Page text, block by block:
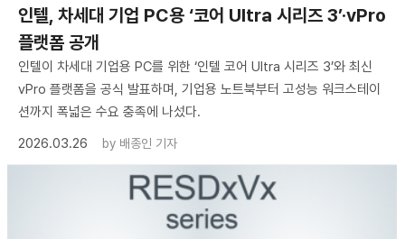
인텔, 차세대 기업 PC용 ‘코어 Ultra 시리즈 3’·vPro
플랫폼 공개
인텔이 차세대 기업용 PC를 위한 ‘인텔 코어 Ultra 시리즈 3’와 최신
vPro 플랫폼을 공식 발표하며, 기업용 노트북부터 고성능 워크스테이
션까지 폭넓은 수요 충족에 나섰다.
2026.03.26
by 배종인 기자